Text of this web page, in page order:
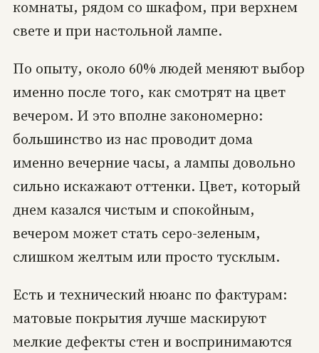
комнаты, рядом со шкафом, при верхнем
свете и при настольной лампе.
По опыту, около 60% людей меняют выбор
именно после того, как смотрят на цвет
вечером. И это вполне закономерно:
большинство из нас проводит дома
именно вечерние часы, а лампы довольно
сильно искажают оттенки. Цвет, который
днем казался чистым и спокойным,
вечером может стать серо-зеленым,
слишком желтым или просто тусклым.
Есть и технический нюанс по фактурам:
матовые покрытия лучше маскируют
мелкие дефекты стен и воспринимаются